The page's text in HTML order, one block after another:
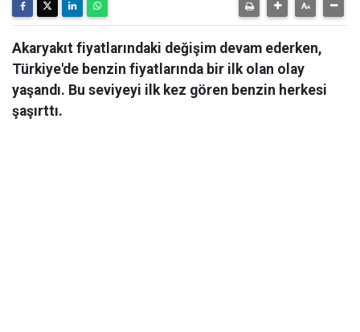
Akaryakıt fiyatlarındaki değişim devam ederken,
Türkiye'de benzin fiyatlarında bir ilk olan olay
yaşandı. Bu seviyeyi ilk kez gören benzin herkesi
şaşırttı.